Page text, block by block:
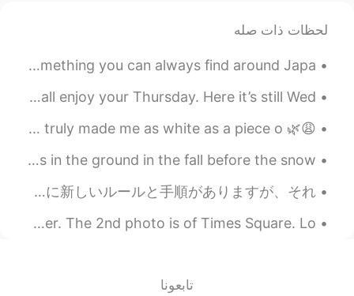
لحظات ذات صله
I did a trip to Kanazawa, Japan. Beautiful landscape is something you can always find around Japa...
🇺🇸Good evening, morning, and afternoon. I hope you all enjoy your Thursday. Here it’s still Wed...
😩🌿 I'll never stop buying plants. Also, this quarantining has truly made me as white as a piece o...
Do you have tulips in your country? You put the bulbs in the ground in the fall before the snow, ...
今日は閉店以来、初めてディズニーワールドに来ました。とても楽しかったし、最後にスプラッシュマウンテンに乗って商品を買うことができました!コロナウイルスのために新しいルールと手順がありますが、それ...
Blackout in New York City. Most of Manhattan has lost power. The 2nd photo is of Times Square. Lo...
تابعونا